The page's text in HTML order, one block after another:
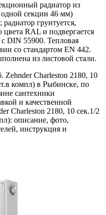
радиатор из
секции 46 мм)
грунтуется,
RAL и подвергается
DIN 55900. Тепловая
со стандартом EN 442.
из листовой стали.
Zehnder Charleston 2180, 10
компл) в Рыбинске, по
сантехники
и качественной
Charleston 2180, 10 сек.1/2
описание, фото,
инструкция и